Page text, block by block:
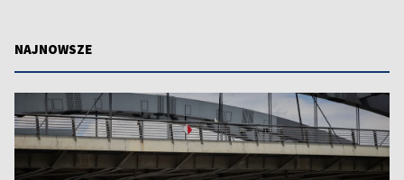
NAJNOWSZE